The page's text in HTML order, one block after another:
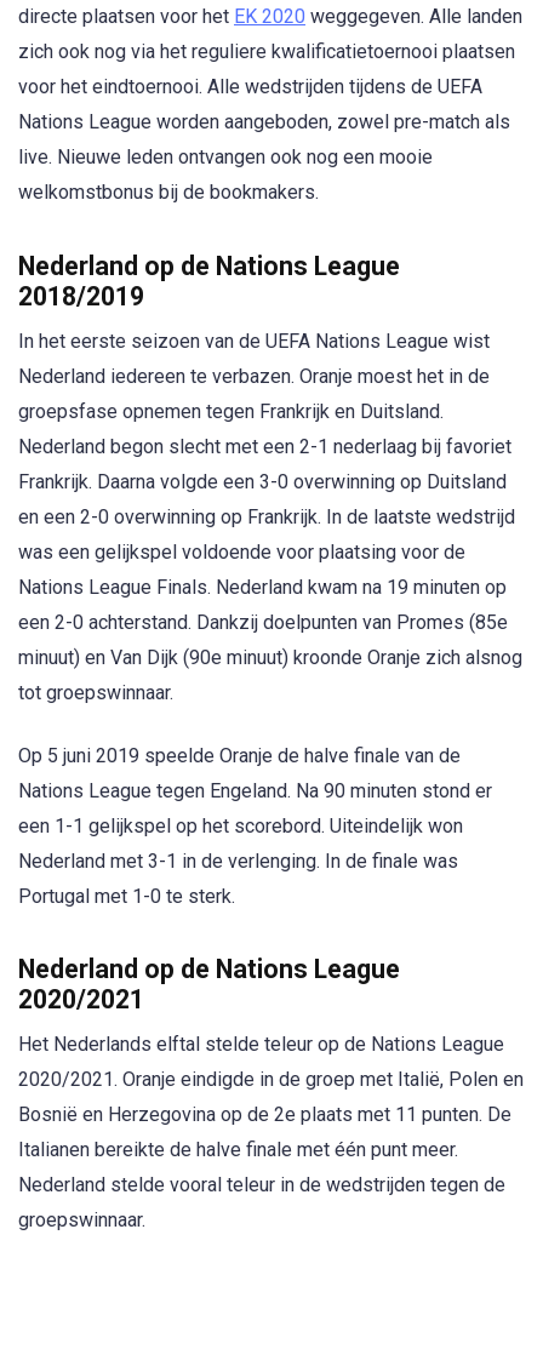
directe plaatsen voor het EK 2020 weggegeven. Alle landen
zich ook nog via het reguliere kwalificatietoernooi plaatsen
voor het eindtoernooi. Alle wedstrijden tijdens de UEFA
Nations League worden aangeboden, zowel pre-match als
live. Nieuwe leden ontvangen ook nog een mooie
welkomstbonus bij de bookmakers.
Nederland op de Nations League
2018/2019
In het eerste seizoen van de UEFA Nations League wist
Nederland iedereen te verbazen. Oranje moest het in de
groepsfase opnemen tegen Frankrijk en Duitsland.
Nederland begon slecht met een 2-1 nederlaag bij favoriet
Frankrijk. Daarna volgde een 3-0 overwinning op Duitsland
en een 2-0 overwinning op Frankrijk. In de laatste wedstrijd
was een gelijkspel voldoende voor plaatsing voor de
Nations League Finals. Nederland kwam na 19 minuten op
een 2-0 achterstand. Dankzij doelpunten van Promes (85e
minuut) en Van Dijk (90e minuut) kroonde Oranje zich alsnog
tot groepswinnaar.
Op 5 juni 2019 speelde Oranje de halve finale van de
Nations League tegen Engeland. Na 90 minuten stond er
een 1-1 gelijkspel op het scorebord. Uiteindelijk won
Nederland met 3-1 in de verlenging. In de finale was
Portugal met 1-0 te sterk.
Nederland op de Nations League
2020/2021
Het Nederlands elftal stelde teleur op de Nations League
2020/2021. Oranje eindigde in de groep met Italië, Polen en
Bosnië en Herzegovina op de 2e plaats met 11 punten. De
Italianen bereikte de halve finale met één punt meer.
Nederland stelde vooral teleur in de wedstrijden tegen de
groepswinnaar.